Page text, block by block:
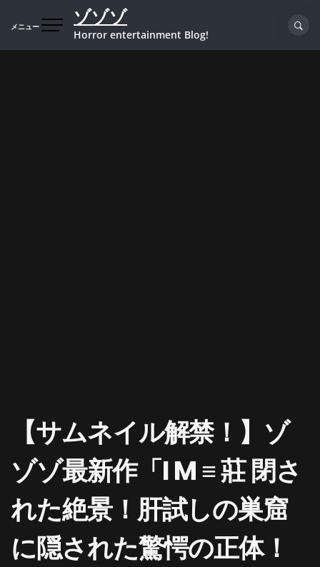
メニュー ゾゾゾ
Horror entertainment Blog!
【サムネイル解禁！】ゾ
ゾゾ最新作「I M ≡ 莊 閉さ
れた絶景！肝試しの巣窟
に隠された驚愕の正体！